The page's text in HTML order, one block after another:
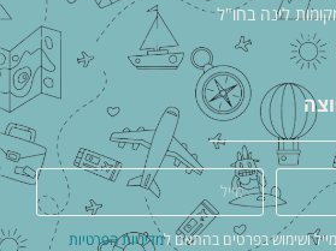
לינה בחו"ל
ושימוש בפרטים בהתאם למדיניות הפרטיות